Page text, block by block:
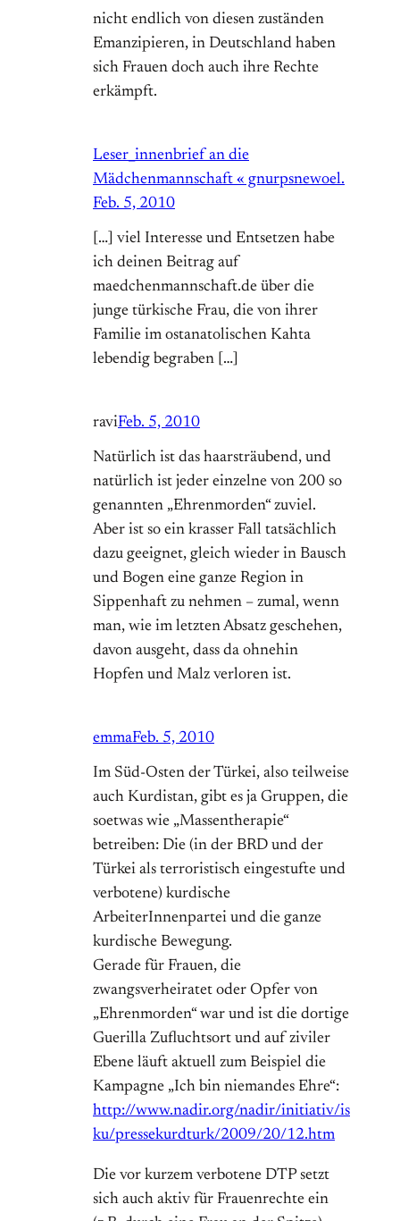
nicht endlich von diesen zuständen
Emanzipieren, in Deutschland haben
sich Frauen doch auch ihre Rechte
erkämpft.
Leser_innenbrief an die
Mädchenmannschaft « gnurpsnewoel.
Feb. 5, 2010
[…] viel Interesse und Entsetzen habe
ich deinen Beitrag auf
maedchenmannschaft.de über die
junge türkische Frau, die von ihrer
Familie im ostanatolischen Kahta
lebendig begraben […]
raviFeb. 5, 2010
Natürlich ist das haarsträubend, und
natürlich ist jeder einzelne von 200 so
genannten „Ehrenmorden“ zuviel.
Aber ist so ein krasser Fall tatsächlich
dazu geeignet, gleich wieder in Bausch
und Bogen eine ganze Region in
Sippenhaft zu nehmen – zumal, wenn
man, wie im letzten Absatz geschehen,
davon ausgeht, dass da ohnehin
Hopfen und Malz verloren ist.
emmaFeb. 5, 2010
Im Süd-Osten der Türkei, also teilweise
auch Kurdistan, gibt es ja Gruppen, die
soetwas wie „Massentherapie“
betreiben: Die (in der BRD und der
Türkei als terroristisch eingestufte und
verbotene) kurdische
ArbeiterInnenpartei und die ganze
kurdische Bewegung.
Gerade für Frauen, die
zwangsverheiratet oder Opfer von
„Ehrenmorden“ war und ist die dortige
Guerilla Zufluchtsort und auf ziviler
Ebene läuft aktuell zum Beispiel die
Kampagne „Ich bin niemandes Ehre“:
http://www.nadir.org/nadir/initiativ/is
ku/pressekurdturk/2009/20/12.htm
Die vor kurzem verbotene DTP setzt
sich auch aktiv für Frauenrechte ein